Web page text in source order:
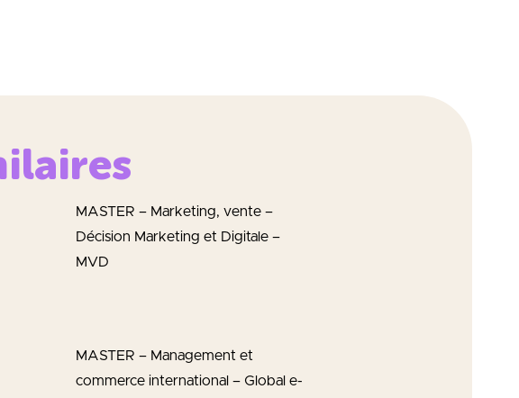
MASTER – Marketing, vente –
Décision Marketing et Digitale –
MVD
MASTER – Management et
commerce international – Global e-